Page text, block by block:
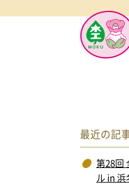
最近の記
第28回
ル in